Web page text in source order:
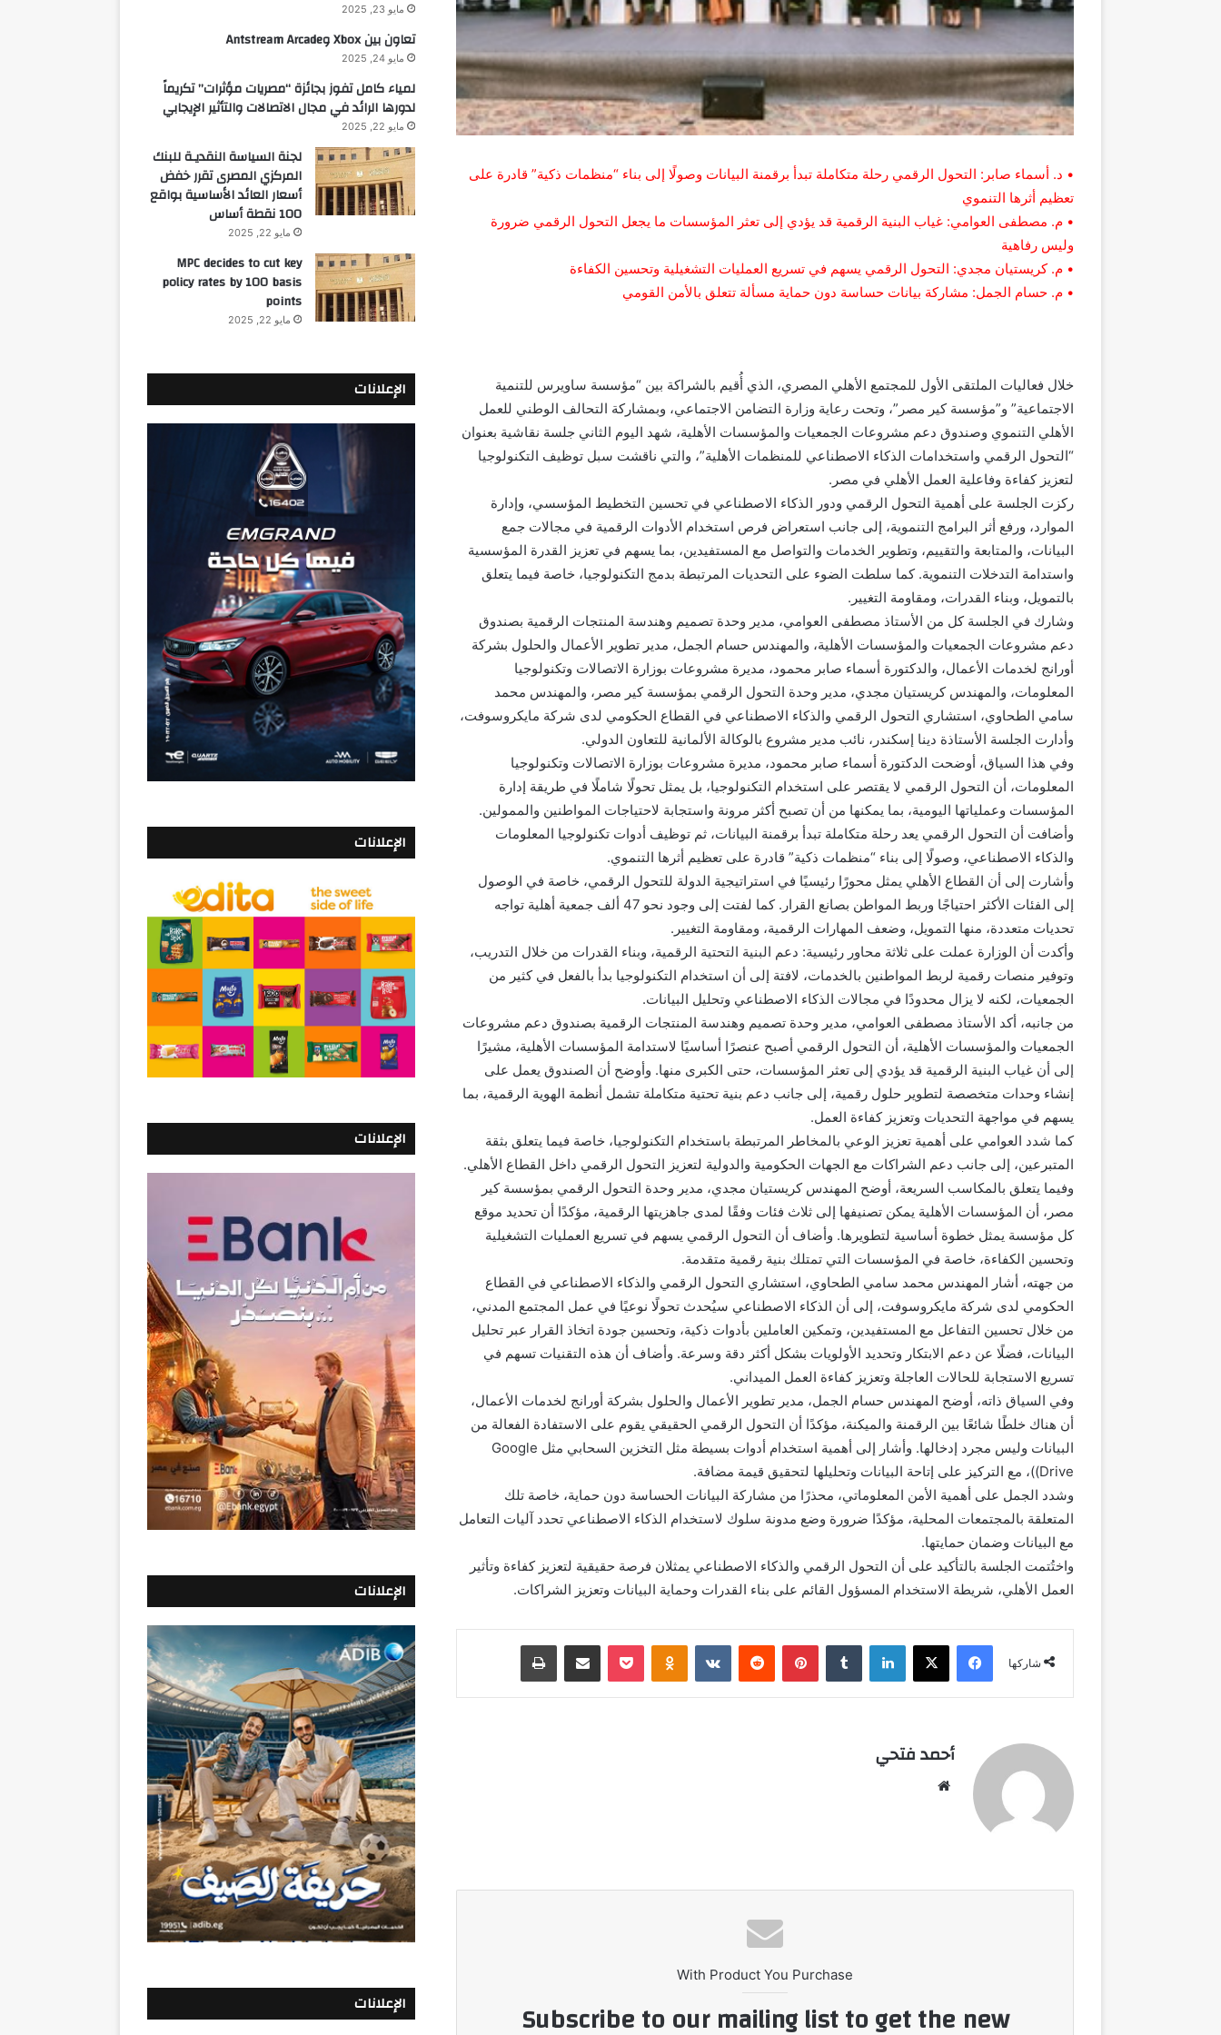
• د. أسماء صابر: التحول الرقمي رحلة متكاملة تبدأ برقمنة البيانات وصولًا إلى بناء “منظمات ذكية” قادرة على
تعظيم أثرها التنموي
• م. مصطفى العوامي: غياب البنية الرقمية قد يؤدي إلى تعثر المؤسسات ما يجعل التحول الرقمي ضرورة
وليس رفاهية
• م. كريستيان مجدي: التحول الرقمي يسهم في تسريع العمليات التشغيلية وتحسين الكفاءة
• م. حسام الجمل: مشاركة بيانات حساسة دون حماية مسألة تتعلق بالأمن القومي
خلال فعاليات الملتقى الأول للمجتمع الأهلي المصري، الذي أُقيم بالشراكة بين “مؤسسة ساويرس للتنمية
الاجتماعية” و”مؤسسة كير مصر”، وتحت رعاية وزارة التضامن الاجتماعي، وبمشاركة التحالف الوطني للعمل
الأهلي التنموي وصندوق دعم مشروعات الجمعيات والمؤسسات الأهلية، شهد اليوم الثاني جلسة نقاشية بعنوان
“التحول الرقمي واستخدامات الذكاء الاصطناعي للمنظمات الأهلية”، والتي ناقشت سبل توظيف التكنولوجيا
لتعزيز كفاءة وفاعلية العمل الأهلي في مصر.
ركزت الجلسة على أهمية التحول الرقمي ودور الذكاء الاصطناعي في تحسين التخطيط المؤسسي، وإدارة
الموارد، ورفع أثر البرامج التنموية، إلى جانب استعراض فرص استخدام الأدوات الرقمية في مجالات جمع
البيانات، والمتابعة والتقييم، وتطوير الخدمات والتواصل مع المستفيدين، بما يسهم في تعزيز القدرة المؤسسية
واستدامة التدخلات التنموية. كما سلطت الضوء على التحديات المرتبطة بدمج التكنولوجيا، خاصة فيما يتعلق
بالتمويل، وبناء القدرات، ومقاومة التغيير.
وشارك في الجلسة كل من الأستاذ مصطفى العوامي، مدير وحدة تصميم وهندسة المنتجات الرقمية بصندوق
دعم مشروعات الجمعيات والمؤسسات الأهلية، والمهندس حسام الجمل، مدير تطوير الأعمال والحلول بشركة
أورانج لخدمات الأعمال، والدكتورة أسماء صابر محمود، مديرة مشروعات بوزارة الاتصالات وتكنولوجيا
المعلومات، والمهندس كريستيان مجدي، مدير وحدة التحول الرقمي بمؤسسة كير مصر، والمهندس محمد
سامي الطحاوي، استشاري التحول الرقمي والذكاء الاصطناعي في القطاع الحكومي لدى شركة مايكروسوفت،
وأدارت الجلسة الأستاذة دينا إسكندر، نائب مدير مشروع بالوكالة الألمانية للتعاون الدولي.
وفي هذا السياق، أوضحت الدكتورة أسماء صابر محمود، مديرة مشروعات بوزارة الاتصالات وتكنولوجيا
المعلومات، أن التحول الرقمي لا يقتصر على استخدام التكنولوجيا، بل يمثل تحولًا شاملًا في طريقة إدارة
المؤسسات وعملياتها اليومية، بما يمكنها من أن تصبح أكثر مرونة واستجابة لاحتياجات المواطنين والممولين.
وأضافت أن التحول الرقمي يعد رحلة متكاملة تبدأ برقمنة البيانات، ثم توظيف أدوات تكنولوجيا المعلومات
والذكاء الاصطناعي، وصولًا إلى بناء “منظمات ذكية” قادرة على تعظيم أثرها التنموي.
وأشارت إلى أن القطاع الأهلي يمثل محورًا رئيسيًا في استراتيجية الدولة للتحول الرقمي، خاصة في الوصول
إلى الفئات الأكثر احتياجًا وربط المواطن بصانع القرار. كما لفتت إلى وجود نحو 47 ألف جمعية أهلية تواجه
تحديات متعددة، منها التمويل، وضعف المهارات الرقمية، ومقاومة التغيير.
وأكدت أن الوزارة عملت على ثلاثة محاور رئيسية: دعم البنية التحتية الرقمية، وبناء القدرات من خلال التدريب،
وتوفير منصات رقمية لربط المواطنين بالخدمات، لافتة إلى أن استخدام التكنولوجيا بدأ بالفعل في كثير من
الجمعيات، لكنه لا يزال محدودًا في مجالات الذكاء الاصطناعي وتحليل البيانات.
من جانبه، أكد الأستاذ مصطفى العوامي، مدير وحدة تصميم وهندسة المنتجات الرقمية بصندوق دعم مشروعات
الجمعيات والمؤسسات الأهلية، أن التحول الرقمي أصبح عنصرًا أساسيًا لاستدامة المؤسسات الأهلية، مشيرًا
إلى أن غياب البنية الرقمية قد يؤدي إلى تعثر المؤسسات، حتى الكبرى منها. وأوضح أن الصندوق يعمل على
إنشاء وحدات متخصصة لتطوير حلول رقمية، إلى جانب دعم بنية تحتية متكاملة تشمل أنظمة الهوية الرقمية، بما
يسهم في مواجهة التحديات وتعزيز كفاءة العمل.
كما شدد العوامي على أهمية تعزيز الوعي بالمخاطر المرتبطة باستخدام التكنولوجيا، خاصة فيما يتعلق بثقة
المتبرعين، إلى جانب دعم الشراكات مع الجهات الحكومية والدولية لتعزيز التحول الرقمي داخل القطاع الأهلي.
وفيما يتعلق بالمكاسب السريعة، أوضح المهندس كريستيان مجدي، مدير وحدة التحول الرقمي بمؤسسة كير
مصر، أن المؤسسات الأهلية يمكن تصنيفها إلى ثلاث فئات وفقًا لمدى جاهزيتها الرقمية، مؤكدًا أن تحديد موقع
كل مؤسسة يمثل خطوة أساسية لتطويرها. وأضاف أن التحول الرقمي يسهم في تسريع العمليات التشغيلية
وتحسين الكفاءة، خاصة في المؤسسات التي تمتلك بنية رقمية متقدمة.
من جهته، أشار المهندس محمد سامي الطحاوي، استشاري التحول الرقمي والذكاء الاصطناعي في القطاع
الحكومي لدى شركة مايكروسوفت، إلى أن الذكاء الاصطناعي سيُحدث تحولًا نوعيًا في عمل المجتمع المدني،
من خلال تحسين التفاعل مع المستفيدين، وتمكين العاملين بأدوات ذكية، وتحسين جودة اتخاذ القرار عبر تحليل
البيانات، فضلًا عن دعم الابتكار وتحديد الأولويات بشكل أكثر دقة وسرعة. وأضاف أن هذه التقنيات تسهم في
تسريع الاستجابة للحالات العاجلة وتعزيز كفاءة العمل الميداني.
وفي السياق ذاته، أوضح المهندس حسام الجمل، مدير تطوير الأعمال والحلول بشركة أورانج لخدمات الأعمال،
أن هناك خلطًا شائعًا بين الرقمنة والميكنة، مؤكدًا أن التحول الرقمي الحقيقي يقوم على الاستفادة الفعالة من
البيانات وليس مجرد إدخالها. وأشار إلى أهمية استخدام أدوات بسيطة مثل التخزين السحابي مثل Google
Drive))، مع التركيز على إتاحة البيانات وتحليلها لتحقيق قيمة مضافة.
وشدد الجمل على أهمية الأمن المعلوماتي، محذرًا من مشاركة البيانات الحساسة دون حماية، خاصة تلك
المتعلقة بالمجتمعات المحلية، مؤكدًا ضرورة وضع مدونة سلوك لاستخدام الذكاء الاصطناعي تحدد آليات التعامل
مع البيانات وضمان حمايتها.
واختُتمت الجلسة بالتأكيد على أن التحول الرقمي والذكاء الاصطناعي يمثلان فرصة حقيقية لتعزيز كفاءة وتأثير
العمل الأهلي، شريطة الاستخدام المسؤول القائم على بناء القدرات وحماية البيانات وتعزيز الشراكات.
شاركها
فيسبوك ‫X لينكدإن بينتيريست Odnoklassniki
‫Pocket مشاركة عبر البريد طباعة
أحمد فتحي
With Product You Purchase
Subscribe to our mailing list to get the new
مايو 23, 2025
تعاون بين Xbox وAntstream Arcade
مايو 24, 2025
لمياء كامل تفوز بجائزة “مصريات مؤثرات” تكريماً
لدورها الرائد في مجال الاتصالات والتأثير الإيجابي
مايو 22, 2025
لجنة السياسة النقديـة للبنك
المركزي المصرى تقرر خفض
أسعار العائد الأساسية بواقع
100 نقطة أساس
مايو 22, 2025
MPC decides to cut key
policy rates by 100 basis
points
مايو 22, 2025
الإعلانات
الإعلانات
الإعلانات
الإعلانات
الإعلانات